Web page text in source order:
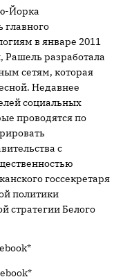
Йорка
главного
в январе 2011
Рашель разработала
сетям, которая
Недавнее
социальных
проводятся по
с
госсекретаря
политики
стратегии Белого